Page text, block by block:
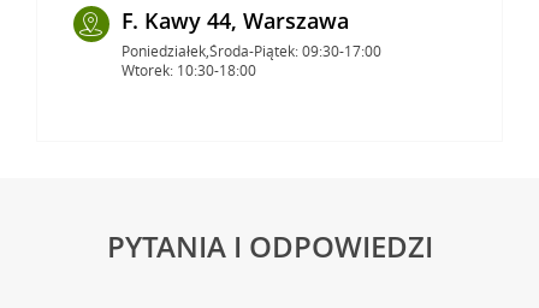
F. Kawy 44, Warszawa
Poniedziałek,Środa-Piątek: 09:30-17:00
Wtorek: 10:30-18:00
PYTANIA I ODPOWIEDZI